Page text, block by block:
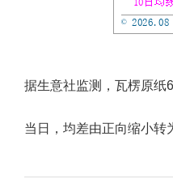
据生意社监测，瓦楞原纸
当日，均差由正向缩小转